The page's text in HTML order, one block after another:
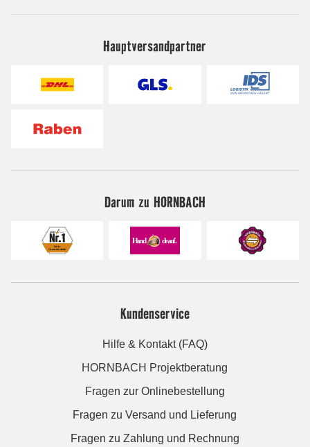
Hauptversandpartner
Darum zu HORNBACH
Kundenservice
Hilfe & Kontakt (FAQ)
HORNBACH Projektberatung
Fragen zur Onlinebestellung
Fragen zu Versand und Lieferung
Fragen zu Zahlung und Rechnung